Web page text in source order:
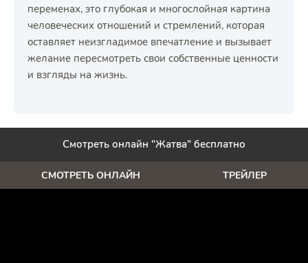
переменах, это глубокая и многослойная картина
человеческих отношений и стремлений, которая
оставляет неизгладимое впечатление и вызывает
желание пересмотреть свои собственные ценности
и взгляды на жизнь.
Смотреть онлайн "Жатва" бесплатно
СМОТРЕТЬ ОНЛАЙН ТРЕЙЛЕР